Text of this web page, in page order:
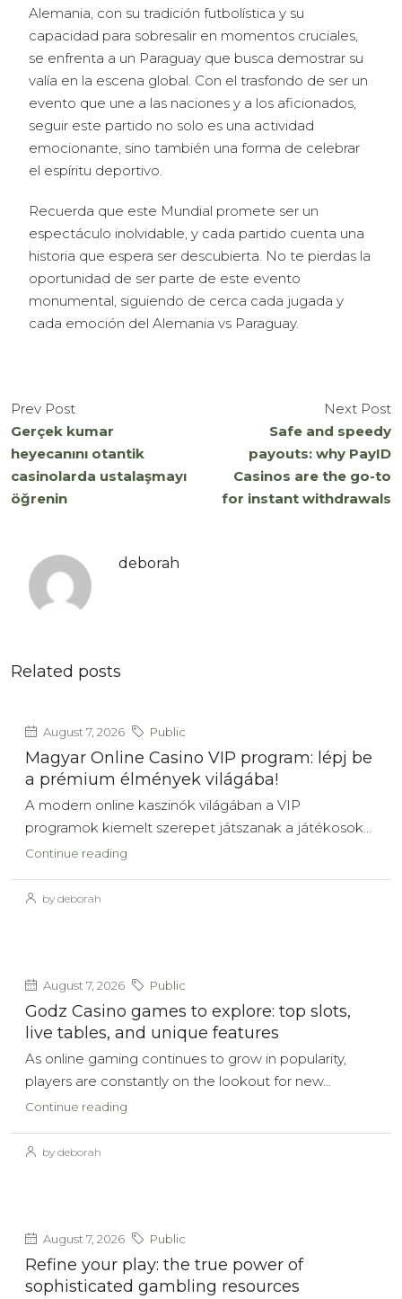
Alemania, con su tradición futbolística y su
capacidad para sobresalir en momentos cruciales,
se enfrenta a un Paraguay que busca demostrar su
valía en la escena global. Con el trasfondo de ser un
evento que une a las naciones y a los aficionados,
seguir este partido no solo es una actividad
emocionante, sino también una forma de celebrar
el espíritu deportivo.
Recuerda que este Mundial promete ser un
espectáculo inolvidable, y cada partido cuenta una
historia que espera ser descubierta. No te pierdas la
oportunidad de ser parte de este evento
monumental, siguiendo de cerca cada jugada y
cada emoción del Alemania vs Paraguay.
Prev Post
Gerçek kumar
heyecanını otantik
casinolarda ustalaşmayı
öğrenin
Next Post
Safe and speedy
payouts: why PayID
Casinos are the go-to
for instant withdrawals
deborah
Related posts
August 7, 2026 Public
Magyar Online Casino VIP program: lépj be
a prémium élmények világába!
A modern online kaszinók világában a VIP
programok kiemelt szerepet játszanak a játékosok...
Continue reading
by deborah
August 7, 2026 Public
Godz Casino games to explore: top slots,
live tables, and unique features
As online gaming continues to grow in popularity,
players are constantly on the lookout for new...
Continue reading
by deborah
August 7, 2026 Public
Refine your play: the true power of
sophisticated gambling resources